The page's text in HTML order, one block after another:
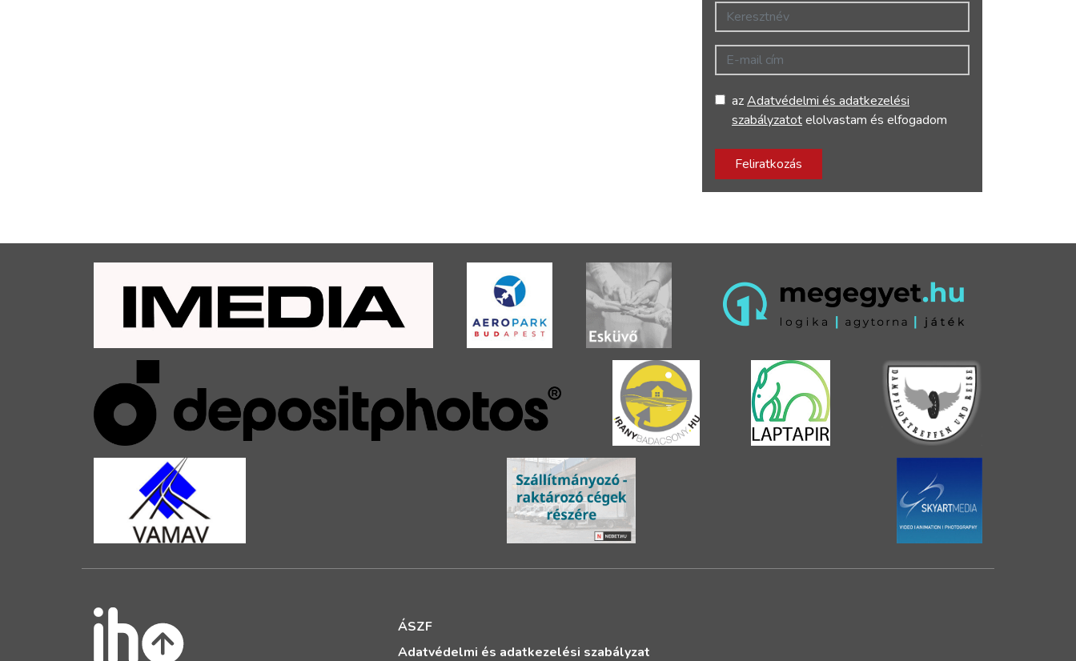
Keresztnév
E-mail cím
azAdatvédelmi és adatkezelési
szabályzatotelolvastam és elfogadom
Feliratkozás
ÁSZF
Adatvédelmi és adatkezelési szabályzat